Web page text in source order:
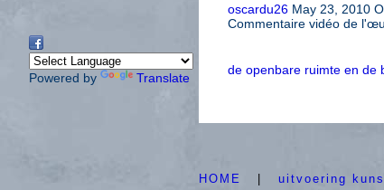
Powered by Translate
oscardu26 May 23, 2010
Commentaire vidéo de
de openbare ruimte en de
HOME uitvoering